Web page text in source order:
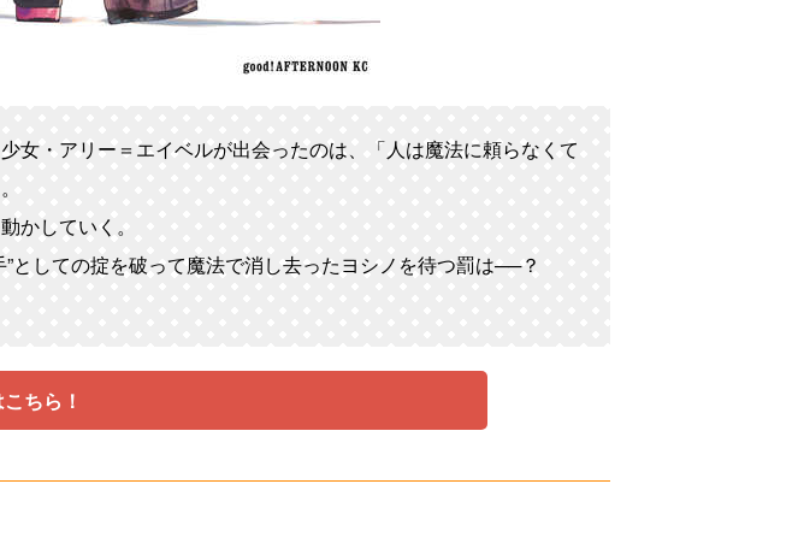
女・アリー＝エイベルが出会ったのは、「人は魔法に頼らなくて
かしていく。
としての掟を破って魔法で消し去ったヨシノを待つ罰は──？
ちら！